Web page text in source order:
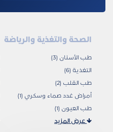
الصحة والتغذية والرياضة
طب الأسنان (3)
التغذية (6)
طب القلب (2)
أمراض غدد صماء وسكري (1)
طب العيون (1)
عرض المزيد